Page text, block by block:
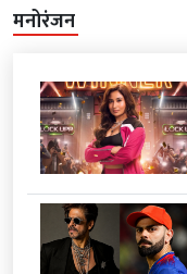
मनोरंजन